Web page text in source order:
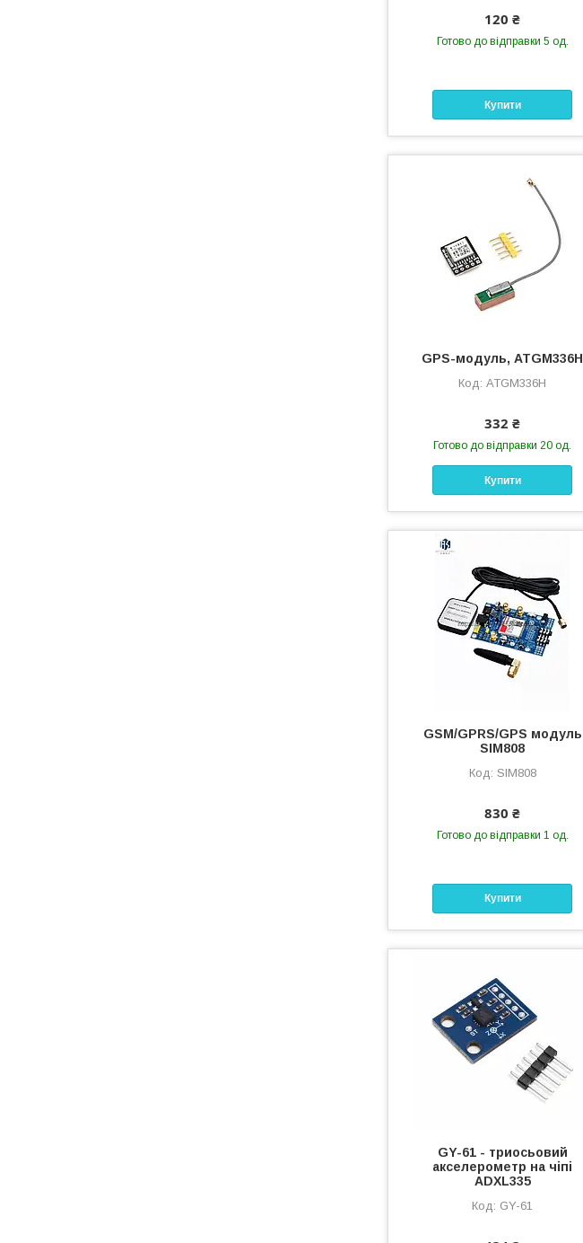
120 ₴
Готово до відправки 5 од.
Купити
GPS-модуль, ATGM336H
ATGM336H
332 ₴
Готово до відправки 20 од.
Купити
GSM/GPRS/GPS модуль
SIM808
SIM808
830 ₴
Готово до відправки 1 од.
Купити
GY-61 - триосьовий
акселерометр на чіпі
ADXL335
GY-61